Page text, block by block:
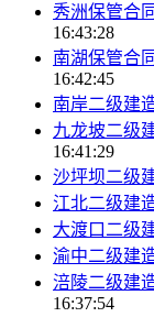
秀洲保管合
16:43:28
南湖保管合
16:42:45
南岸二级建
九龙坡二级
16:41:29
沙坪坝二级
江北二级建
大渡口二级
渝中二级建
涪陵二级建
16:37:54